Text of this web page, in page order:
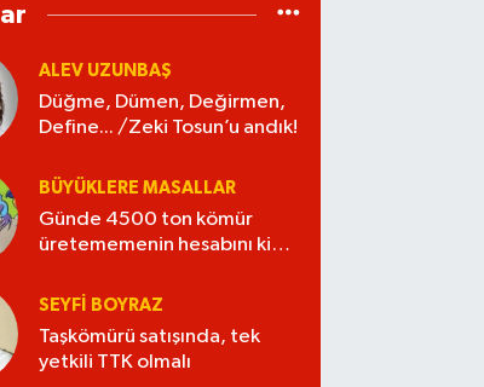
ALEV UZUNBAŞ
Düğme, Dümen, Değirmen,
Define... /Zeki Tosun’u andık!
BÜYÜKLERE MASALLAR
Günde 4500 ton kömür
üretememenin hesabını kim
SEYFI BOYRAZ
Taşkömürü satışında, tek
yetkili TTK olmalı